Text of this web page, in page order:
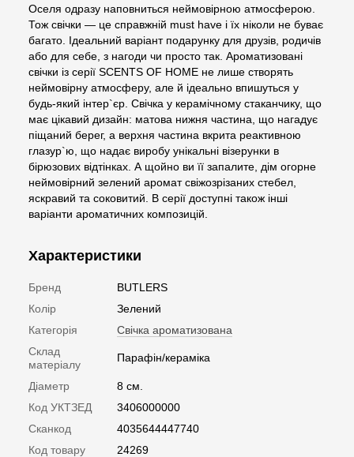
Оселя одразу наповниться неймовірною атмосферою.
Тож свічки — це справжній must have і їх ніколи не буває
багато. Ідеальний варіант подарунку для друзів, родичів
або для себе, з нагоди чи просто так. Ароматизовані
свічки із серії SCENTS OF HOME не лише створять
неймовірну атмосферу, але й ідеально впишуться у
будь-який інтер`єр. Свічка у керамічному стаканчику, що
має цікавий дизайн: матова нижня частина, що нагадує
піщаний берег, а верхня частина вкрита реактивною
глазур`ю, що надає виробу унікальні візерунки в
бірюзових відтінках. А щойно ви її запалите, дім огорне
неймовірний зелений аромат свіжозрізаних стебел,
яскравий та соковитий. В серії доступні також інші
варіанти ароматичних композицій.
Характеристики
Бренд
BUTLERS
Колір
Зелений
Категорія
Свічка ароматизована
Склад
матеріалу
Парафін/кераміка
Діаметр
8 см.
Код УКТЗЕД
3406000000
Сканкод
4035644447740
Код товару
24269